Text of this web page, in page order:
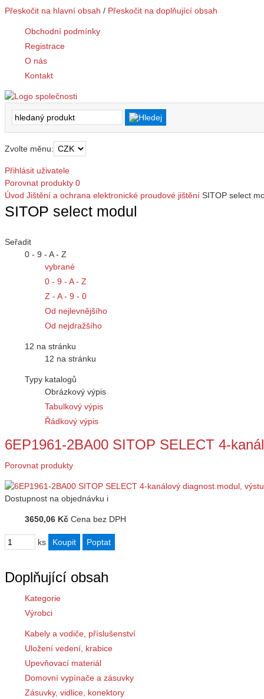
Přeskočit na hlavní obsah / Přeskočit na doplňující obsah
Obchodní podmínky
Registrace
O nás
Kontakt
Zvolte měnu:
Přihlásit uživatele
Porovnat produkty 0
Úvod Jištění a ochrana elektronické proudové jištění SITOP select
SITOP select modul
Seřadit
0 - 9 - A - Z
vybrané
0 - 9 - A - Z
Z - A - 9 - 0
Od nejlevnějšího
Od nejdražšího
12 na stránku
12 na stránku
Typy katalogů
Obrázkový výpis
Tabulkový výpis
Řádkový výpis
6EP1961-2BA00 SITOP SELECT 4-
Porovnat produkty
Dostupnost na objednávku i
3650,06 Kč Cena bez DPH
ks
Doplňující obsah
Kategorie
Výrobci
Kabely a vodiče, příslušenství
Uložení vedení, krabice
Upevňovací materiál
Domovní vypínače a zásuvky
Zásuvky, vidlice, konektory